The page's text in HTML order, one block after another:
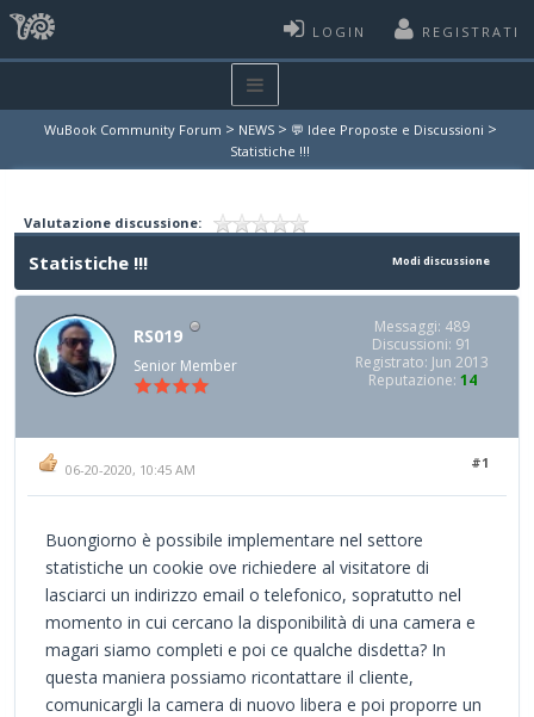
LOGIN REGISTRATI
WuBook Community Forum > NEWS > 💬 Idee Proposte e Discussioni >
Statistiche !!!
Valutazione discussione:
Modi discussione
Statistiche !!!
RS019
Senior Member
Messaggi: 489
Discussioni: 91
Registrato: Jun 2013
Reputazione: 14
#1
06-20-2020, 10:45 AM
Buongiorno è possibile implementare nel settore
statistiche un cookie ove richiedere al visitatore di
lasciarci un indirizzo email o telefonico, sopratutto nel
momento in cui cercano la disponibilità di una camera e
magari siamo completi e poi ce qualche disdetta? In
questa maniera possiamo ricontattare il cliente,
comunicargli la camera di nuovo libera e poi proporre un